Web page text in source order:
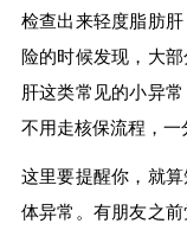
检查出来轻度脂肪
险的时候发现，大
肝这类常见的小异
不用走核保流程，一
这里要提醒你，就
体异常。有朋友之